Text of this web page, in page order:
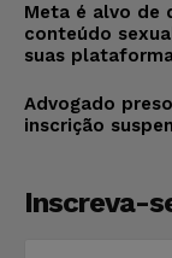
Meta é alvo de
conteúdo
suas
Advogado
inscrição
Inscreva-